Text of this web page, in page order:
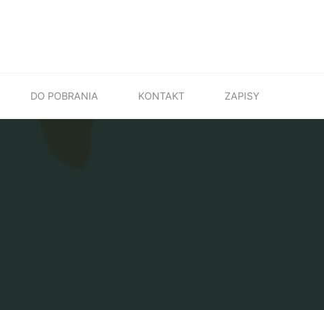
DO POBRANIA KONTAKT ZAPISY